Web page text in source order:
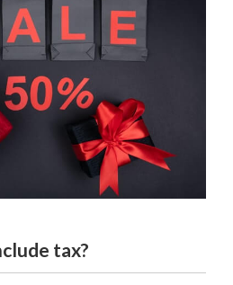
tax?